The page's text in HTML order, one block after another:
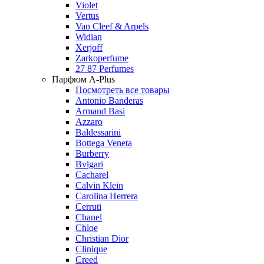
Violet
Vertus
Van Cleef & Arpels
Widian
Xerjoff
Zarkoperfume
27 87 Perfumes
Парфюм A-Plus
Посмотреть все товары
Antonio Banderas
Armand Basi
Azzaro
Baldessarini
Bottega Veneta
Burberry
Bvlgari
Cacharel
Calvin Klein
Carolina Herrera
Cerruti
Chanel
Chloe
Christian Dior
Clinique
Creed